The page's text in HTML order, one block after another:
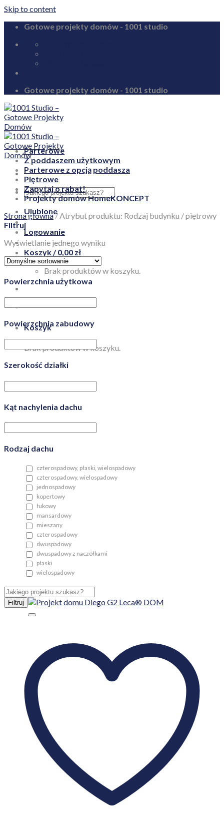
Skip to content
Gotowe projekty domów - 1001 studio
Gotowe projekty domów - 1001 studio
Ulubione
Logowanie
Koszyk /0,00 zł
Brak produktów w koszyku.
Koszyk
Brak produktów w koszyku.
Parterowe
Z poddaszem użytkowym
Parterowe z opcją poddasza
Piętrowe
Zapytaj o rabat!
Projekty domów HomeKONCEPT
Strona główna/Atrybut produktu: Rodzaj budynku /piętrowy
Filtruj
Wyświetlanie jednego wyniku
Powierzchnia użytkowa
Powierzchnia zabudowy
Szerokość działki
Kąt nachylenia dachu
Rodzaj dachu
czterospadowy, płaski, wielospadowy
czterospadowy, wielospadowy
jednospadowy
kopertowy
łukowy
mansardowy
mieszany
czterospadowy
dwuspadowy
dwuspadowy z naczółkami
płaski
wielospadowy
Filtruj